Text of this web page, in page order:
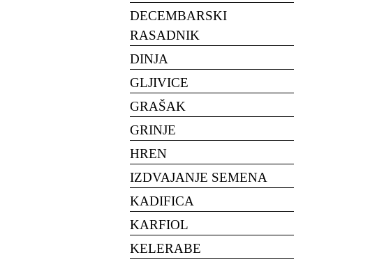
DECEMBARSKI
RASADNIK
DINJA
GLJIVICE
GRAŠAK
GRINJE
HREN
IZDVAJANJE SEMENA
KADIFICA
KARFIOL
KELERABE